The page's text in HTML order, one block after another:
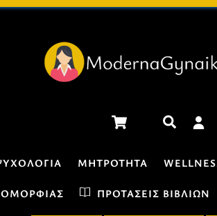
Cart
ΜΗΤΡΌΤΗΤΑ
ΟΜΟΡΦΙΆΣ ΠΡΟΤΆΣΕΙΣ ΒΙΒΛΊΩΝ